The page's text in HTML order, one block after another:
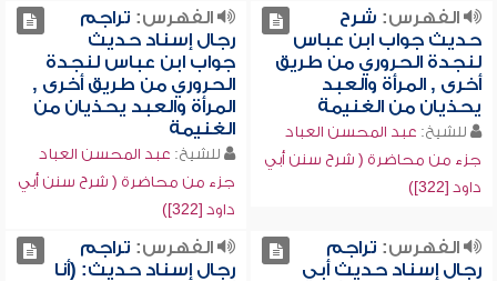
الفهرس: شرح
حديث جواب ابن عباس
لنجدة الحروري من طريق
أخرى , المرأة والعبد
يحذيان من الغنيمة
للشيخ: عبد المحسن العباد
جزء من محاضرة ( شرح سنن أبي
داود [322])
الفهرس: تراجم
رجال إسناد حديث
جواب ابن عباس لنجدة
الحروري من طريق أخرى ,
المرأة والعبد يحذيان من
الغنيمة
للشيخ: عبد المحسن العباد
جزء من محاضرة ( شرح سنن أبي
داود [322])
الفهرس: تراجم
رجال إسناد حديث أبي
الفهرس: تراجم
رجال إسناد حديث: (أنا